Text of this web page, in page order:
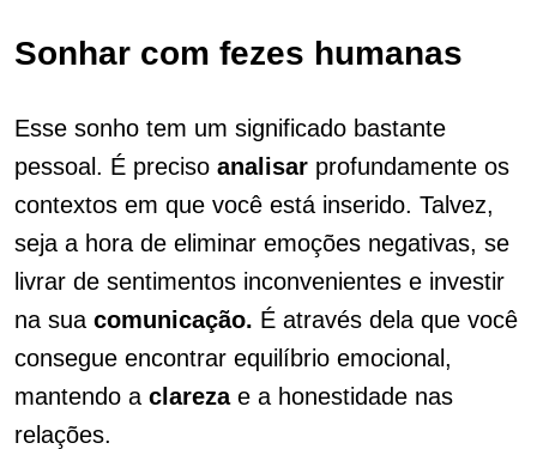
Sonhar com fezes humanas
Esse sonho tem um significado bastante
pessoal. É preciso analisar profundamente os
contextos em que você está inserido. Talvez,
seja a hora de eliminar emoções negativas, se
livrar de sentimentos inconvenientes e investir
na sua comunicação. É através dela que você
consegue encontrar equilíbrio emocional,
mantendo a clarezae a honestidade nas
relações.